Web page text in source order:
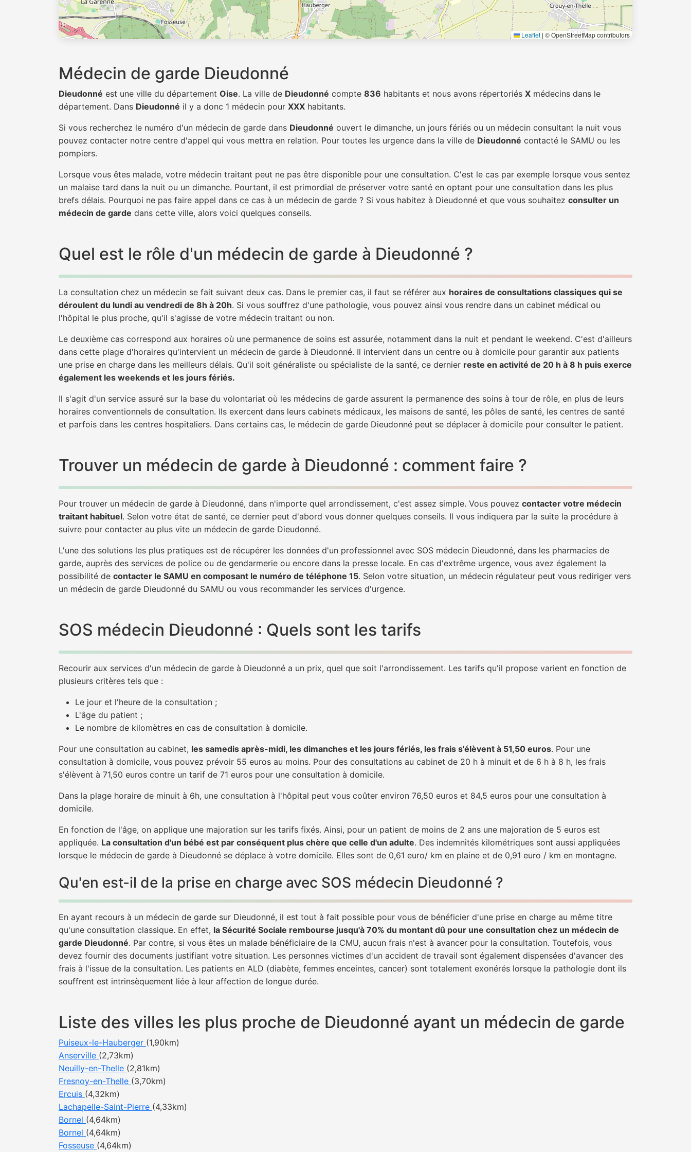
Leaflet | © OpenStreetMap contributors
Médecin de garde Dieudonné
Dieudonné est une ville du département Oise. La ville de Dieudonné compte 836 habitants et nous avons répertoriés X médecins dans le
département. Dans Dieudonné il y a donc 1 médecin pour XXX habitants.
Si vous recherchez le numéro d'un médecin de garde dans Dieudonné ouvert le dimanche, un jours fériés ou un médecin consultant la nuit vous
pouvez contacter notre centre d'appel qui vous mettra en relation. Pour toutes les urgence dans la ville de Dieudonné contacté le SAMU ou les
pompiers.
Lorsque vous êtes malade, votre médecin traitant peut ne pas être disponible pour une consultation. C'est le cas par exemple lorsque vous sentez
un malaise tard dans la nuit ou un dimanche. Pourtant, il est primordial de préserver votre santé en optant pour une consultation dans les plus
brefs délais. Pourquoi ne pas faire appel dans ce cas à un médecin de garde ? Si vous habitez à Dieudonné et que vous souhaitez consulter un
médecin de garde dans cette ville, alors voici quelques conseils.
Quel est le rôle d'un médecin de garde à Dieudonné ?
La consultation chez un médecin se fait suivant deux cas. Dans le premier cas, il faut se référer aux horaires de consultations classiques qui se
déroulent du lundi au vendredi de 8h à 20h. Si vous souffrez d'une pathologie, vous pouvez ainsi vous rendre dans un cabinet médical ou
l'hôpital le plus proche, qu'il s'agisse de votre médecin traitant ou non.
Le deuxième cas correspond aux horaires où une permanence de soins est assurée, notamment dans la nuit et pendant le weekend. C'est d'ailleurs
dans cette plage d'horaires qu'intervient un médecin de garde à Dieudonné. Il intervient dans un centre ou à domicile pour garantir aux patients
une prise en charge dans les meilleurs délais. Qu'il soit généraliste ou spécialiste de la santé, ce dernier reste en activité de 20 h à 8 h puis exerce
également les weekends et les jours fériés.
Il s'agit d'un service assuré sur la base du volontariat où les médecins de garde assurent la permanence des soins à tour de rôle, en plus de leurs
horaires conventionnels de consultation. Ils exercent dans leurs cabinets médicaux, les maisons de santé, les pôles de santé, les centres de santé
et parfois dans les centres hospitaliers. Dans certains cas, le médecin de garde Dieudonné peut se déplacer à domicile pour consulter le patient.
Trouver un médecin de garde à Dieudonné : comment faire ?
Pour trouver un médecin de garde à Dieudonné, dans n'importe quel arrondissement, c'est assez simple. Vous pouvez contacter votre médecin
traitant habituel. Selon votre état de santé, ce dernier peut d'abord vous donner quelques conseils. Il vous indiquera par la suite la procédure à
suivre pour contacter au plus vite un médecin de garde Dieudonné.
L'une des solutions les plus pratiques est de récupérer les données d'un professionnel avec SOS médecin Dieudonné, dans les pharmacies de
garde, auprès des services de police ou de gendarmerie ou encore dans la presse locale. En cas d'extrême urgence, vous avez également la
possibilité de contacter le SAMU en composant le numéro de téléphone 15. Selon votre situation, un médecin régulateur peut vous rediriger vers
un médecin de garde Dieudonné du SAMU ou vous recommander les services d'urgence.
SOS médecin Dieudonné : Quels sont les tarifs
Recourir aux services d'un médecin de garde à Dieudonné a un prix, quel que soit l'arrondissement. Les tarifs qu'il propose varient en fonction de
plusieurs critères tels que :
Le jour et l'heure de la consultation ;
L'âge du patient ;
Le nombre de kilomètres en cas de consultation à domicile.
Pour une consultation au cabinet, les samedis après-midi, les dimanches et les jours fériés, les frais s'élèvent à 51,50 euros. Pour une
consultation à domicile, vous pouvez prévoir 55 euros au moins. Pour des consultations au cabinet de 20 h à minuit et de 6 h à 8 h, les frais
s'élèvent à 71,50 euros contre un tarif de 71 euros pour une consultation à domicile.
Dans la plage horaire de minuit à 6h, une consultation à l'hôpital peut vous coûter environ 76,50 euros et 84,5 euros pour une consultation à
domicile.
En fonction de l'âge, on applique une majoration sur les tarifs fixés. Ainsi, pour un patient de moins de 2 ans une majoration de 5 euros est
appliquée. La consultation d'un bébé est par conséquent plus chère que celle d'un adulte. Des indemnités kilométriques sont aussi appliquées
lorsque le médecin de garde à Dieudonné se déplace à votre domicile. Elles sont de 0,61 euro/ km en plaine et de 0,91 euro / km en montagne.
Qu'en est-il de la prise en charge avec SOS médecin Dieudonné ?
En ayant recours à un médecin de garde sur Dieudonné, il est tout à fait possible pour vous de bénéficier d'une prise en charge au même titre
qu'une consultation classique. En effet, la Sécurité Sociale rembourse jusqu'à 70% du montant dû pour une consultation chez un médecin de
garde Dieudonné. Par contre, si vous êtes un malade bénéficiaire de la CMU, aucun frais n'est à avancer pour la consultation. Toutefois, vous
devez fournir des documents justifiant votre situation. Les personnes victimes d'un accident de travail sont également dispensées d'avancer des
frais à l'issue de la consultation. Les patients en ALD (diabète, femmes enceintes, cancer) sont totalement exonérés lorsque la pathologie dont ils
souffrent est intrinsèquement liée à leur affection de longue durée.
Liste des villes les plus proche de Dieudonné ayant un médecin de garde
Puiseux-le-Hauberger (1,90km)
Anserville (2,73km)
Neuilly-en-Thelle (2,81km)
Fresnoy-en-Thelle (3,70km)
Ercuis (4,32km)
Lachapelle-Saint-Pierre (4,33km)
Bornel (4,64km)
Bornel (4,64km)
Fosseuse (4,64km)